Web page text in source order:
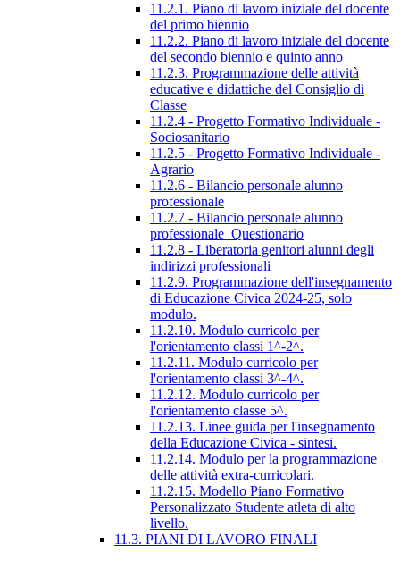
11.2.1. Piano di lavoro iniziale del docente
del primo biennio
11.2.2. Piano di lavoro iniziale del docente
del secondo biennio e quinto anno
11.2.3. Programmazione delle attività
educative e didattiche del Consiglio di
Classe
11.2.4 - Progetto Formativo Individuale -
Sociosanitario
11.2.5 - Progetto Formativo Individuale -
Agrario
11.2.6 - Bilancio personale alunno
professionale
11.2.7 - Bilancio personale alunno
professionale_Questionario
11.2.8 - Liberatoria genitori alunni degli
indirizzi professionali
11.2.9. Programmazione dell'insegnamento
di Educazione Civica 2024-25, solo
modulo.
11.2.10. Modulo curricolo per
l'orientamento classi 1^-2^.
11.2.11. Modulo curricolo per
l'orientamento classi 3^-4^.
11.2.12. Modulo curricolo per
l'orientamento classe 5^.
11.2.13. Linee guida per l'insegnamento
della Educazione Civica - sintesi.
11.2.14. Modulo per la programmazione
delle attività extra-curricolari.
11.2.15. Modello Piano Formativo
Personalizzato Studente atleta di alto
livello.
11.3. PIANI DI LAVORO FINALI